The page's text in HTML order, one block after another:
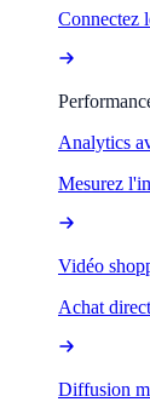
Connectez
Analytics
Mesurez
Vidéo
Achat
Diffusion